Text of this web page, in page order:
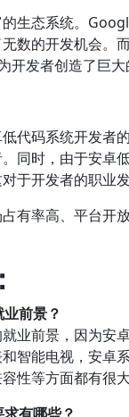
生态系统。
数的开发机会。
发者创造了巨大
代码系统开发者
同时，由于安卓
于开发者的职业
有率高、平台开
前景？
业前景，因为安
智能电视，安卓
性等方面都有很大